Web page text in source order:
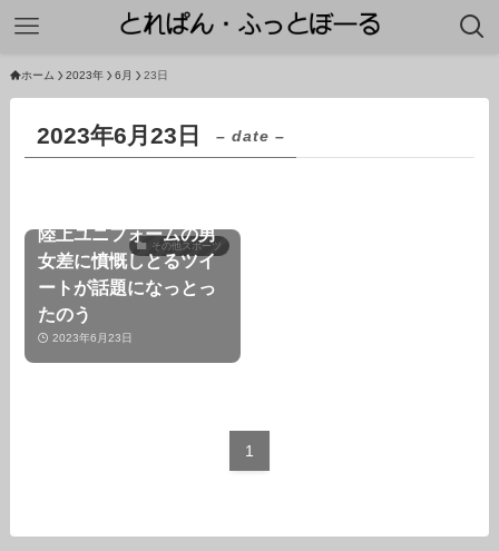
ホーム 2023年 6月 23日
2023年6月23日 – date –
その他スポーツ
陸上ユニフォームの男
女差に憤慨しとるツイ
ートが話題になっとっ
たのう
2023年6月23日
1